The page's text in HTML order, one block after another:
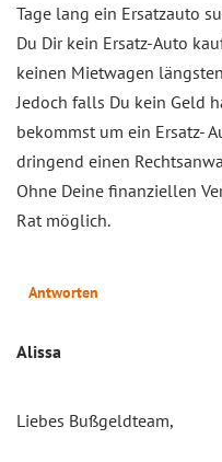
Tage lang ein Ersatzauto
Du Dir kein Ersatz-Auto
keinen Mietwagen
Jedoch falls Du kein Geld
bekommst um ein Ersatz-
dringend einen
Ohne Deine finanziellen
Rat möglich.
Antworten
Alissa
Liebes Bußgeldteam,